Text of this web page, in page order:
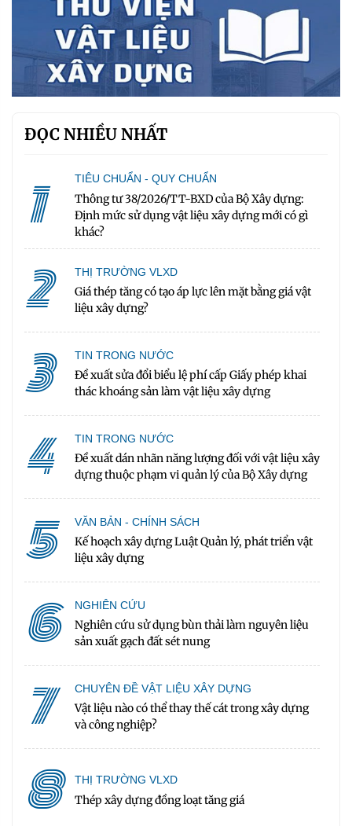
ĐỌC NHIỀU NHẤT
1 TIÊU CHUẨN - QUY CHUẨN
Thông tư 38/2026/TT-BXD của Bộ Xây dựng:
Định mức sử dụng vật liệu xây dựng mới có gì
khác?
2 THỊ TRƯỜNG VLXD
Giá thép tăng có tạo áp lực lên mặt bằng giá vật
liệu xây dựng?
3 TIN TRONG NƯỚC
Đề xuất sửa đổi biểu lệ phí cấp Giấy phép khai
thác khoáng sản làm vật liệu xây dựng
4 TIN TRONG NƯỚC
Đề xuất dán nhãn năng lượng đối với vật liệu xây
dựng thuộc phạm vi quản lý của Bộ Xây dựng
5 VĂN BẢN - CHÍNH SÁCH
Kế hoạch xây dựng Luật Quản lý, phát triển vật
liệu xây dựng
6 NGHIÊN CỨU
Nghiên cứu sử dụng bùn thải làm nguyên liệu
sản xuất gạch đất sét nung
7 CHUYÊN ĐỀ VẬT LIỆU XÂY DỰNG
Vật liệu nào có thể thay thế cát trong xây dựng
và công nghiệp?
8 THỊ TRƯỜNG VLXD
Thép xây dựng đồng loạt tăng giá